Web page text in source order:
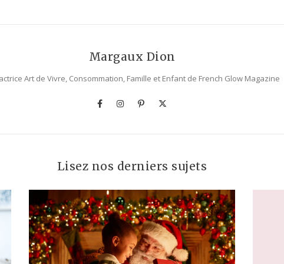
Margaux Dion
Art de Vivre, Consommation, Famille et Enfant de French Glow Magazine
Lisez nos derniers sujets